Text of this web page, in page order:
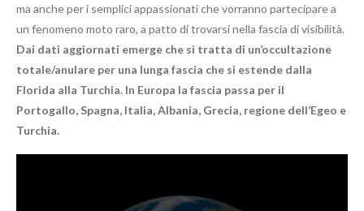
ma anche per i semplici appassionati che vorranno partecipare a
un fenomeno moto raro, a patto di trovarsi nella fascia di visibilità.
Dai dati aggiornati emerge che si tratta di un’occultazione
totale/anulare per una lunga fascia che si estende dalla
Florida alla Turchia. In Europa la fascia passa per il
Portogallo, Spagna, Italia, Albania, Grecia, regione dell’Egeo e
Turchia.